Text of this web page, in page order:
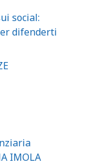
social:
difenderti
IMOLA